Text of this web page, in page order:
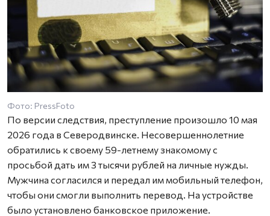
Фото: PressFoto
По версии следствия, преступление произошло 10 мая
2026 года в Северодвинске. Несовершеннолетние
обратились к своему 59-летнему знакомому с
просьбой дать им 3 тысячи рублей на личные нужды.
Мужчина согласился и передал им мобильный телефон,
чтобы они смогли выполнить перевод. На устройстве
было установлено банковское приложение.